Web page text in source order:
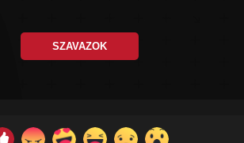
SZAVAZOK